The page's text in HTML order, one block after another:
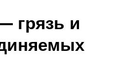
грязь и